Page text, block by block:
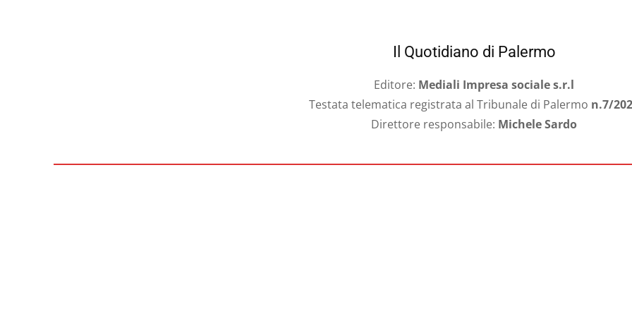
Il Quotidiano di Palermo
Editore: Mediali Impresa sociale s.r.l
Testata telematica registrata al Tribunale di Palermo n.7/
Direttore responsabile: Michele Sardo